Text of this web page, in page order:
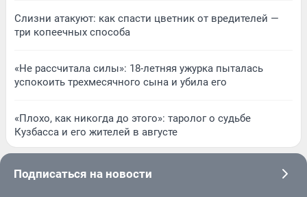
Слизни атакуют: как спасти цветник от вредителей —
три копеечных способа
«Не рассчитала силы»: 18-летняя ужурка пыталась
успокоить трехмесячного сына и убила его
«Плохо, как никогда до этого»: таролог о судьбе
Кузбасса и его жителей в августе
Подписаться на новости